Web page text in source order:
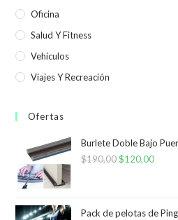
Oficina
Salud Y Fitness
Vehículos
Viajes Y Recreación
Ofertas
Burlete Doble Bajo
$190,00El
era:
$120,00El
es:
Pack de pelotas de